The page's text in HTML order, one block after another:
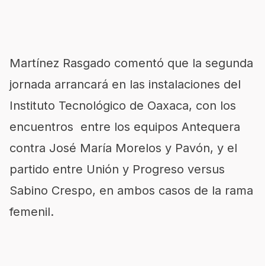
Martínez Rasgado comentó que la segunda
jornada arrancará en las instalaciones del
Instituto Tecnológico de Oaxaca, con los
encuentros entre los equipos Antequera
contra José María Morelos y Pavón, y el
partido entre Unión y Progreso versus
Sabino Crespo, en ambos casos de la rama
femenil.